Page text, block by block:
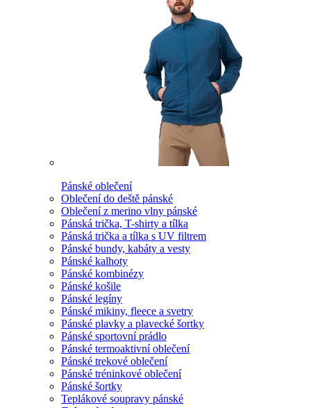
Pánské oblečení
Oblečení do deště pánské
Oblečení z merino vlny pánské
Pánská trička, T-shirty a tílka
Pánská trička a tílka s UV filtrem
Pánské bundy, kabáty a vesty
Pánské kalhoty
Pánské kombinézy
Pánské košile
Pánské legíny
Pánské mikiny, fleece a svetry
Pánské plavky a plavecké šortky
Pánské sportovní prádlo
Pánské termoaktivní oblečení
Pánské trekové oblečení
Pánské tréninkové oblečení
Pánské šortky
Teplákové soupravy pánské